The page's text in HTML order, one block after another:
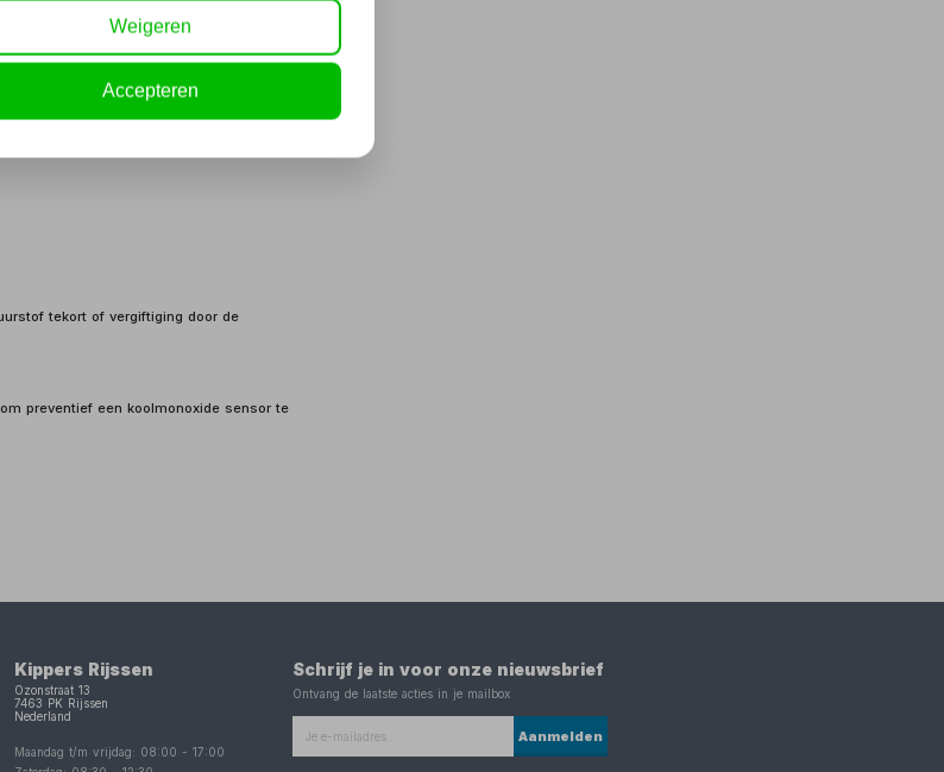
wordt
ingedrukt met de piëzo ontstekingsknop,
piëzo element heeft een lange levensduur en
tekort of vergiftiging door de
preventief een koolmonoxide sensor te
Kippers Rijssen
Ozonstraat 13
7463 PK
Rijssen
Nederland
Maandag t/m vrijdag: 08:00 -17:00
Schrijf je in voor onze nieuwsbrief
Ontvang de laatste acties in je mailbox
Aanmelden
Weigeren
Accepteren